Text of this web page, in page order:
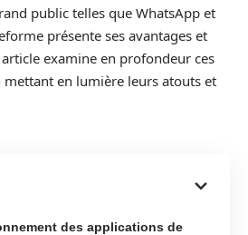
public telles que WhatsApp et
présente ses avantages et
examine en profondeur ces
en lumière leurs atouts et
des applications de